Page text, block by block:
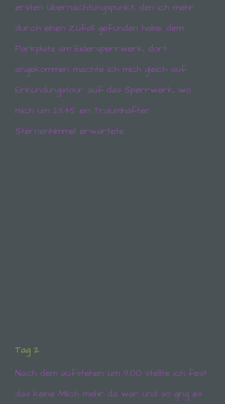
ersten Übernachtungspunkt, den ich mehr
durch einen Zufall gefunden habe, dem
Parkplatz am Eidersperrwerk, dort
angekommen machte ich mich gleich auf
Erkundungstour auf das Sperrwerk, wo
mich um 23.45 ein Traumhafter
Sternenhimmel erwartete.
Tag 2
Nach dem aufstehen um 9.00 stellte ich fest
das keine Milch mehr da war und so ging es